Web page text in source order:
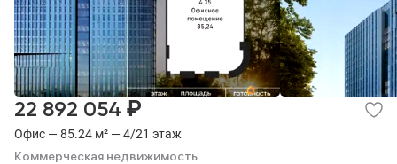
Офис — 85.24 м² — 4/21 этаж
Коммерческая недвижимость
22 892 054 ₽